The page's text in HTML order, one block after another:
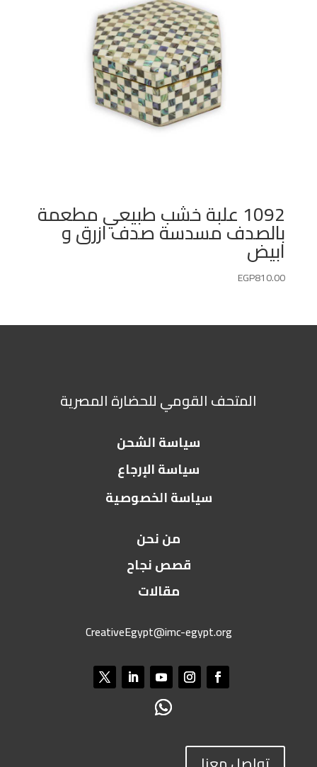
1092 علبة خشب طبيعي مطعمة
بالصدف مسدسة صدف ازرق و
ابيض
EGP810.00
المتحف القومي للحضارة المصرية
سياسة الشحن
سياسة الإرجاع
سياسة الخصوصية
من نحن
قصص نجاح
مقالات
CreativeEgypt@imc-egypt.org